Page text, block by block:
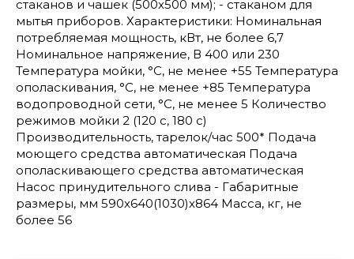
стаканов и чашек (500х500 мм); - стаканом для
мытья приборов. Характеристики: Номинальная
потребляемая мощность, кВт, не более 6,7
Номинальное напряжение, В 400 или 230
Температура мойки, °С, не менее +55 Температура
ополаскивания, °С, не менее +85 Температура
водопроводной сети, °С, не менее 5 Количество
режимов мойки 2 (120 с, 180 с)
Производительность, тарелок/час 500* Подача
моющего средства автоматическая Подача
ополаскивающего средства автоматическая
Насос принудительного слива - Габаритные
размеры, мм 590x640(1030)x864 Масса, кг, не
более 56